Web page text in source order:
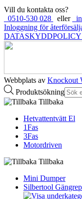
Vill du kontakta oss?
0510-530 028
eller
Inloggning för
Webbplats av Knockout
Produktsökning
Tillbaka
Hetvattentvätt El
1Fas
3Fas
Motordriven
Tillbaka
Mini Dumper
Silbertool